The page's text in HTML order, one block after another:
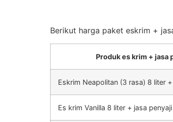
Berikut harga paket eskrim +
Produk es krim + jasa
Eskrim Neapolitan (3 rasa) 8 liter
Es krim Vanilla 8 liter + jasa penyaji